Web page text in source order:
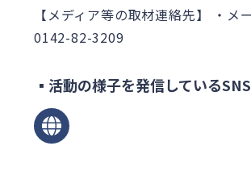
【メディア等の取材連絡先】 ・メ
0142-82-3209
▪活動の様子を発信している